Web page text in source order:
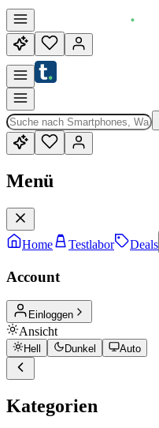
Menü
Home Testlabor Deals
Account
Einloggen
Ansicht
Hell Dunkel Auto
Kategorien